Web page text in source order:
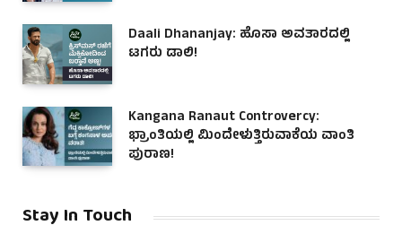
Daali Dhananjay: ಹೊಸಾ ಅವತಾರದಲ್ಲಿ
ಟಗರು ಡಾಲಿ!
Kangana Ranaut Controvercy:
ಭ್ರಾಂತಿಯಲ್ಲಿ ಮಿಂದೇಳುತ್ತಿರುವಾಕೆಯ ವಾಂತಿ
ಪುರಾಣ!
Stay In Touch